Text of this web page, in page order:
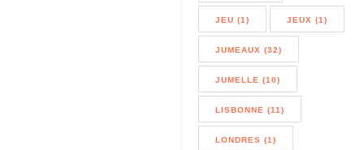
JEU (1) JEUX (1)
JUMEAUX (32)
JUMELLE (10)
LISBONNE (11)
LONDRES (1)